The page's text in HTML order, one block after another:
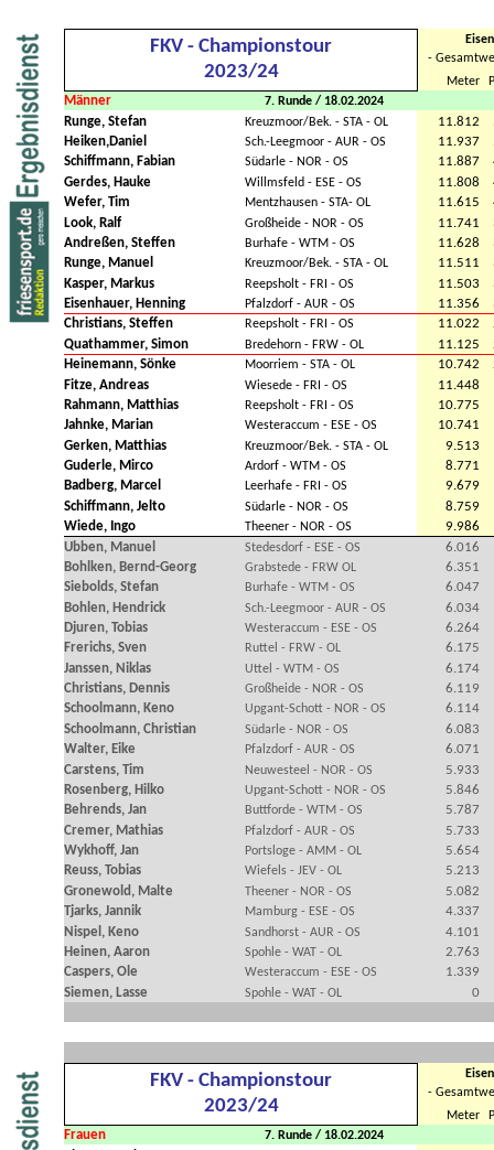
FKV - Championstour
2023/24
Eisen
-
Meter
Männer 7. Runde / 18.02.2024
Runge, Stefan Kreuzmoor/Bek. - STA - OL 11.812
Heiken,Daniel
Sch.-Leegmoor - AUR - OS 11.937
Schiffmann, Fabian
Südarle - NOR - OS 11.887
Gerdes, Hauke
Willmsfeld - ESE - OS 11.808
Wefer, Tim
Mentzhausen - STA- OL 11.615
Look, Ralf
Großheide - NOR - OS 11.741
Andreßen, Steffen
Burhafe - WTM - OS 11.628
Runge, Manuel
Kreuzmoor/Bek. - STA - OL 11.511
Kasper, Markus
Reepsholt - FRI - OS 11.503
Eisenhauer, Henning
Pfalzdorf - AUR - OS 11.356
Christians, Steffen
Reepsholt - FRI - OS 11.022
Quathammer, Simon
Bredehorn - FRW - OL 11.125
Heinemann, Sönke
Moorriem - STA - OL 10.742
Fitze, Andreas
Wiesede - FRI - OS 11.448
Rahmann, Matthias
Reepsholt - FRI - OS 10.775
Jahnke, Marian
Westeraccum - ESE - OS 10.741
Gerken, Matthias
Kreuzmoor/Bek. - STA - OL 9.513
Guderle, Mirco
Ardorf - WTM - OS
8.771
Badberg, Marcel
Leerhafe - FRI - OS
9.679
Schiffmann, Jelto
Südarle - NOR - OS
8.759
Wiede, Ingo
Theener - NOR - OS
9.986
Ubben, Manuel
Stedesdorf - ESE - OS
6.016
Bohlken, Bernd-Georg
Grabstede - FRW OL
6.351
Siebolds, Stefan
Burhafe - WTM - OS
6.047
Bohlen, Hendrick
Sch.-Leegmoor - AUR - OS
6.034
Djuren, Tobias
Westeraccum - ESE - OS
6.264
Frerichs, Sven
Ruttel - FRW - OL
6.175
Janssen, Niklas
Uttel - WTM - OS
6.174
Christians, Dennis
Großheide - NOR - OS
6.119
Schoolmann, Keno
Upgant-Schott - NOR - OS
6.114
Schoolmann, Christian
Südarle - NOR - OS
6.083
Walter, Eike
Pfalzdorf - AUR - OS
6.071
Carstens, Tim
Neuwesteel - NOR - OS
5.933
Rosenberg, Hilko
Upgant-Schott - NOR - OS
5.846
Behrends, Jan
Buttforde - WTM - OS
5.787
Cremer, Mathias
Pfalzdorf - AUR - OS
5.733
Wykhoff, Jan
Portsloge - AMM - OL
5.654
Reuss, Tobias
Wiefels - JEV - OL
5.213
Gronewold, Malte
Theener - NOR - OS
5.082
Tjarks, Jannik
Mamburg - ESE - OS
4.337
Nispel, Keno
Sandhorst - AUR - OS
4.101
Heinen, Aaron
Spohle - WAT - OL
2.763
Caspers, Ole
Westeraccum - ESE - OS
1.339
Siemen, Lasse
Spohle - WAT - OL 0
FKV - Championstour
2023/24
Eisen
-
Meter
Frauen 7. Runde / 18.02.2024